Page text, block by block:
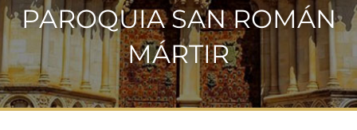
PAROQUIA SAN ROMÁN
MÁRTIR